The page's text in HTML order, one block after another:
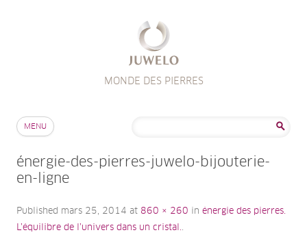
MONDE DES PIERRES
MENU
énergie-des-pierres-juwelo-bijouterie-
en-ligne
Published mars 25, 2014 at 860 × 260 in énergie des pierres.
L’équilibre de l’univers dans un cristal..